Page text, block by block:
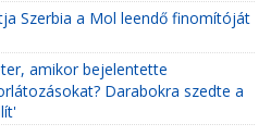
Szerbia a Mol leendő finomítóját
amikor bejelentette
Darabokra szedte a